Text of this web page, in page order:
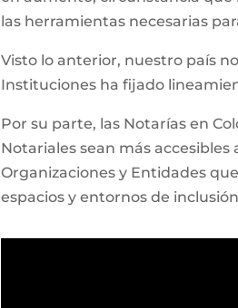
las herramientas necesarias
Visto lo anterior, nuestro país
Instituciones ha fijado
Por su parte, las Notarías en
Notariales sean más
Organizaciones y Entidades
espacios y entornos de